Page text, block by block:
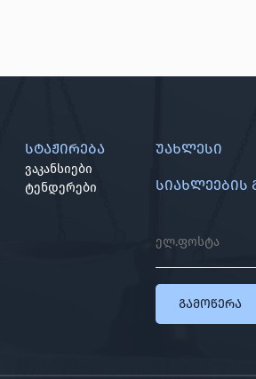
სტაჟირება
ვაკანსიები
ტენდერები
უახლესი
სიახლეების
გამოწერა